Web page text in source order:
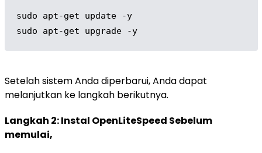
sudo apt-get update -y
sudo apt-get upgrade -y
Setelah sistem Anda diperbarui, Anda dapat
melanjutkan ke langkah berikutnya.
Langkah 2: Instal OpenLiteSpeed Sebelum
memulai,